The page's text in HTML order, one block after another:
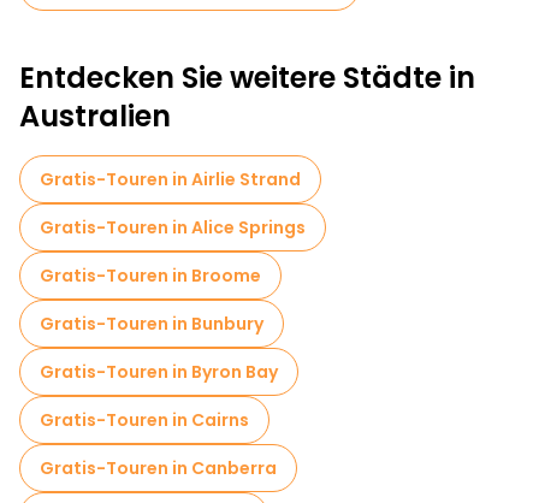
Entdecken Sie weitere Städte in
Australien
Gratis-Touren in Airlie Strand
Gratis-Touren in Alice Springs
Gratis-Touren in Broome
Gratis-Touren in Bunbury
Gratis-Touren in Byron Bay
Gratis-Touren in Cairns
Gratis-Touren in Canberra